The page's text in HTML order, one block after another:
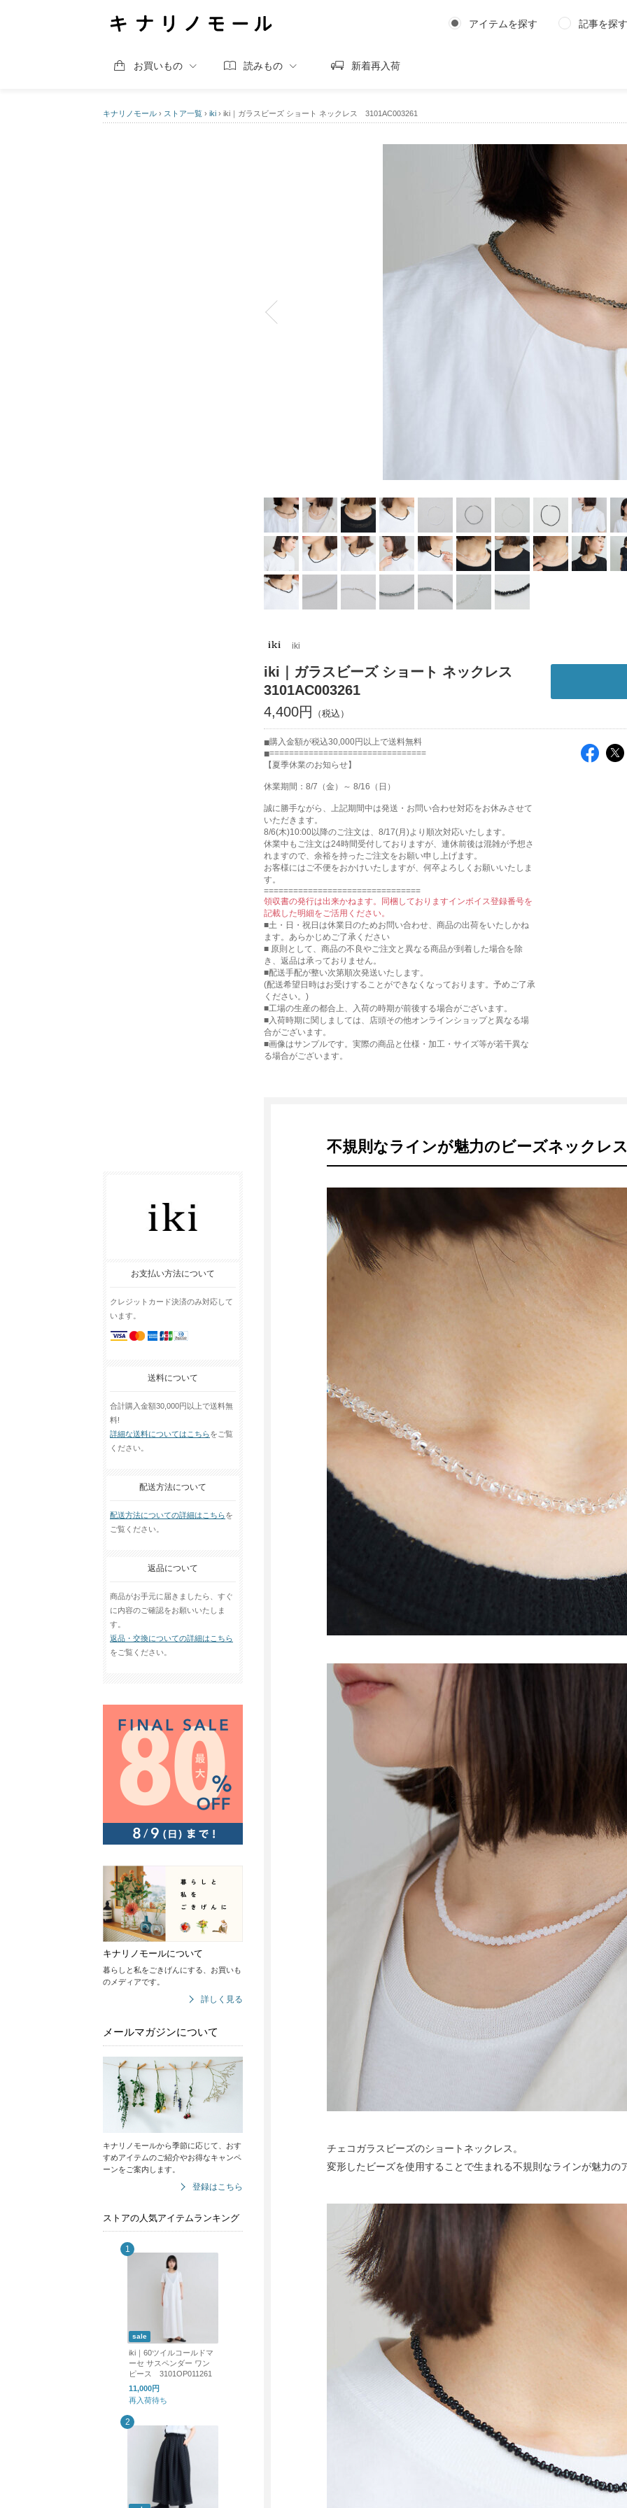
アイテムを探す 記事を探す
お買いもの 読みもの 新着再入荷
キナリノモール › ストア一覧 › iki › iki｜ガラスビーズ ショート ネックレス 3101AC003261
お支払い方法について
クレジットカード決済のみ対応して
います。
送料について
合計購入金額30,000円以上で送料無
料!
詳細な送料についてはこちらをご覧
ください。
配送方法について
配送方法についての詳細はこちらを
ご覧ください。
返品について
商品がお手元に届きましたら、すぐ
に内容のご確認をお願いいたしま
す。
返品・交換についての詳細はこちら
をご覧ください。
キナリノモールについて
暮らしと私をごきげんにする、お買いも
のメディアです。
詳しく見る
メールマガジンについて
キナリノモールから季節に応じて、おす
すめアイテムのご紹介やお得なキャンペ
ーンをご案内します。
登録はこちら
ストアの人気アイテムランキング
sale
iki｜60ツイルコールドマ
ーセ サスペンダー ワン
ピース 3101OP011261
11,000円
再入荷待ち
iki
iki｜ガラスビーズ ショート ネックレス
3101AC003261
4,400円
購入金額が税込30,000円以上で送料無料
================================
【夏季休業のお知らせ】
休業期間：8/7（金）～ 8/16（日）
誠に勝手ながら、上記期間中は発送・お問い合わせ対応をお休みさせて
いただきます。
8/6(木)10:00以降のご注文は、8/17(月)より順次対応いたします。
休業中もご注文は24時間受付しておりますが、連休前後は混雑が予想さ
れますので、余裕を持ったご注文をお願い申し上げます。
お客様にはご不便をおかけいたしますが、何卒よろしくお願いいたしま
す。
================================
領収書の発行は出来かねます。同梱しておりますインボイス登録番号を
記載した明細をご活用ください。
■土・日・祝日は休業日のためお問い合わせ、商品の出荷をいたしかね
ます。あらかじめご了承ください
■ 原則として、商品の不良やご注文と異なる商品が到着した場合を除
き、返品は承っておりません。
■配送手配が整い次第順次発送いたします。
(配送希望日時はお受けすることができなくなっております。予めご了承
ください。)
■工場の生産の都合上、入荷の時期が前後する場合がございます。
■入荷時期に関しましては、店頭その他オンラインショップと異なる場
合がございます。
■画像はサンプルです。実際の商品と仕様・加工・サイズ等が若干異な
る場合がございます。
不規則なラインが魅力のビーズネックレ
チェコガラスビーズのショートネックレス。
変形したビーズを使用することで生まれる不規則なラインが魅力の